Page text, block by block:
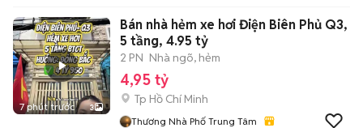
7 phút trước 3
Bán nhà hẻm xe hơi Điện Biên Phủ Q3,
5 tầng, 4.95 tỷ
2 PN Nhà ngõ, hẻm
4,95 tỷ
Tp Hồ Chí Minh
Thương Nhà Phố Trung Tâm